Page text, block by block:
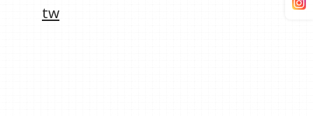
tw